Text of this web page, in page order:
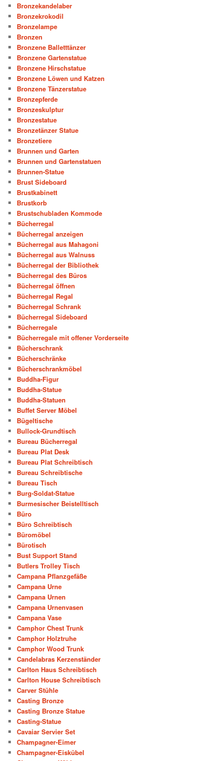
Bronzekandelaber
Bronzekrokodil
Bronzelampe
Bronzen
Bronzene Balletttänzer
Bronzene Gartenstatue
Bronzene Hirschstatue
Bronzene Löwen und Katzen
Bronzene Tänzerstatue
Bronzepferde
Bronzeskulptur
Bronzestatue
Bronzetänzer Statue
Bronzetiere
Brunnen und Garten
Brunnen und Gartenstatuen
Brunnen-Statue
Brust Sideboard
Brustkabinett
Brustkorb
Brustschubladen Kommode
Bücherregal
Bücherregal anzeigen
Bücherregal aus Mahagoni
Bücherregal aus Walnuss
Bücherregal der Bibliothek
Bücherregal des Büros
Bücherregal öffnen
Bücherregal Regal
Bücherregal Schrank
Bücherregal Sideboard
Bücherregale
Bücherregale mit offener Vorderseite
Bücherschrank
Bücherschränke
Bücherschrankmöbel
Buddha-Figur
Buddha-Statue
Buddha-Statuen
Buffet Server Möbel
Bügeltische
Bullock-Grundtisch
Bureau Bücherregal
Bureau Plat Desk
Bureau Plat Schreibtisch
Bureau Schreibtische
Bureau Tisch
Burg-Soldat-Statue
Burmesischer Beistelltisch
Büro
Büro Schreibtisch
Büromöbel
Bürotisch
Bust Support Stand
Butlers Trolley Tisch
Campana Pflanzgefäße
Campana Urne
Campana Urnen
Campana Urnenvasen
Campana Vase
Camphor Chest Trunk
Camphor Holztruhe
Camphor Wood Trunk
Candelabras Kerzenständer
Carlton Haus Schreibtisch
Carlton House Schreibtisch
Carver Stühle
Casting Bronze
Casting Bronze Statue
Casting-Statue
Cavaiar Servier Set
Champagner-Eimer
Champagner-Eiskübel